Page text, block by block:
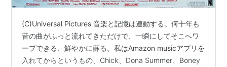
(C)Universal Pictures 音楽と記憶は連動する。何十年も
昔の曲がふっと流れてきただけで、一瞬にしてそこへワ
ープできる、鮮やかに蘇る。私はAmazon musicアプリを
入れてからというもの、Chick、Dona Summer、Boney